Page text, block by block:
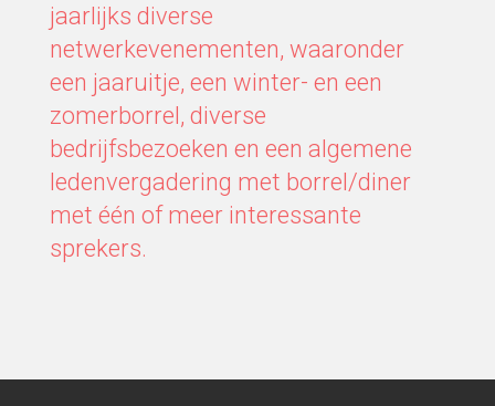
jaarlijks diverse
netwerkevenementen, waaronder
een jaaruitje, een winter- en een
zomerborrel, diverse
bedrijfsbezoeken en een algemene
ledenvergadering met borrel/diner
met één of meer interessante
sprekers.